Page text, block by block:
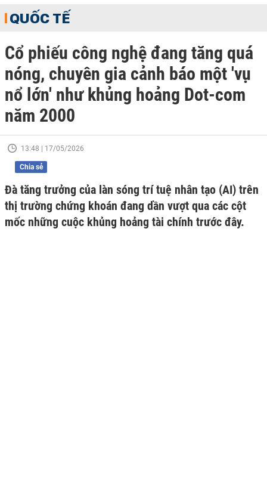
QUỐC TẾ
Cổ phiếu công nghệ đang tăng quá
nóng, chuyên gia cảnh báo một 'vụ
nổ lớn' như khủng hoảng Dot-com
năm 2000
13:48 | 17/05/2026
Chia sẻ
Đà tăng trưởng của làn sóng trí tuệ nhân tạo (AI) trên
thị trường chứng khoán đang dần vượt qua các cột
mốc những cuộc khủng hoảng tài chính trước đây.